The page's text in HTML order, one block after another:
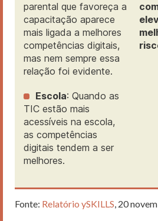
parental que favoreça a
capacitação aparece
mais ligada a melhores
competências digitais,
mas nem sempre essa
relação foi evidente.
Escola: Quando as
TIC estão mais
acessíveis na escola,
as competências
digitais tendem a ser
melhores.
Fonte: Relatório ySKILLS, 20